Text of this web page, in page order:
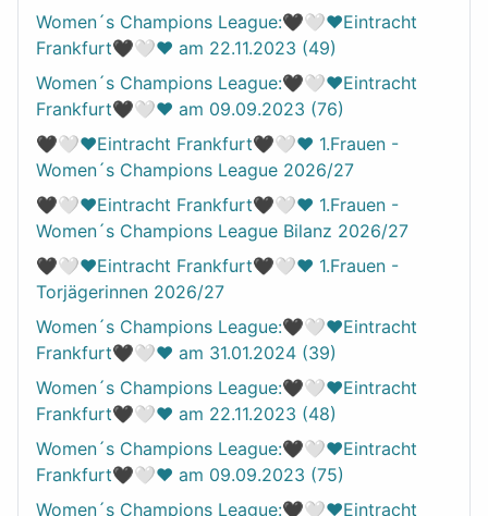
Women´s Champions League:🖤🤍❤️Eintracht
Frankfurt🖤🤍❤️ am 22.11.2023 (49)
Women´s Champions League:🖤🤍❤️Eintracht
Frankfurt🖤🤍❤️ am 09.09.2023 (76)
🖤🤍❤️Eintracht Frankfurt🖤🤍❤️ 1.Frauen -
Women´s Champions League 2026/27
🖤🤍❤️Eintracht Frankfurt🖤🤍❤️ 1.Frauen -
Women´s Champions League Bilanz 2026/27
🖤🤍❤️Eintracht Frankfurt🖤🤍❤️ 1.Frauen -
Torjägerinnen 2026/27
Women´s Champions League:🖤🤍❤️Eintracht
Frankfurt🖤🤍❤️ am 31.01.2024 (39)
Women´s Champions League:🖤🤍❤️Eintracht
Frankfurt🖤🤍❤️ am 22.11.2023 (48)
Women´s Champions League:🖤🤍❤️Eintracht
Frankfurt🖤🤍❤️ am 09.09.2023 (75)
Women´s Champions League:🖤🤍❤️Eintracht